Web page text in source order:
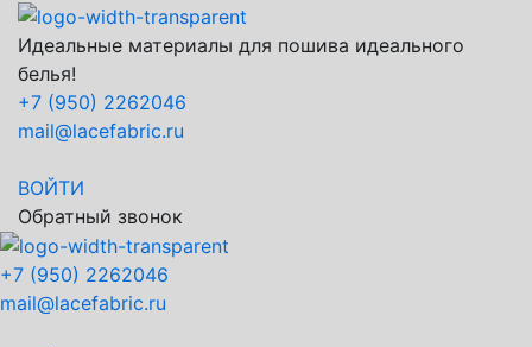
Идеальные материалы для пошива идеального
белья!
+7 (950) 2262046
mail@lacefabric.ru
ВОЙТИ
Обратный звонок
+7 (950) 2262046
mail@lacefabric.ru